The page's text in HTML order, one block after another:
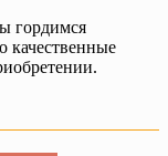
гордимся
качественные